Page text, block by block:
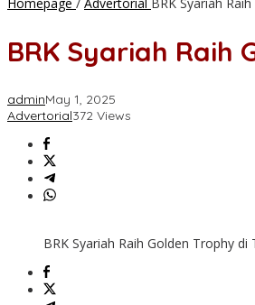
Homepage / Advertorial BRK Syariah
BRK Syariah Raih
adminMay 1, 2025
Advertorial372 Views
BRK Syariah Raih Golden Trophy